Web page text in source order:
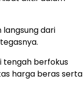
langsung dari
tengah berfokus
harga beras serta